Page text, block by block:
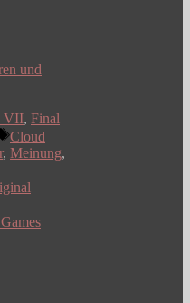
und
VII, Final
Schlagwörter
Cloud
, Meinung,